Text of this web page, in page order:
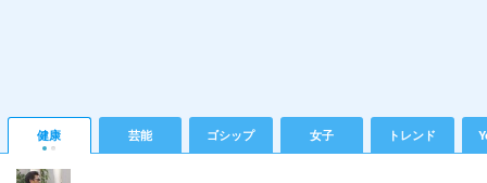
健康 芸能 ゴシップ 女子 トレンド